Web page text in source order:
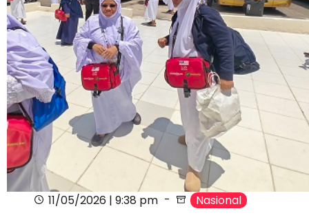
11/05/2026 | 9:38 pm Nasional